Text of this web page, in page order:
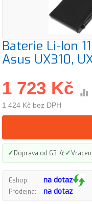
Baterie Li-Ion
Asus UX310,
1 723 Kč
1 424 Kč bez DPH
✓Doprava od 63 Kč✓
Eshop: na dotaz
Prodejna: na dotaz